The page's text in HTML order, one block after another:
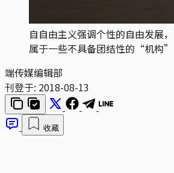
自自由主义强调个性的自由发展
属于一些不具备团结性的“机构”
端传媒编辑部
刊登于: 2018-08-13
收藏